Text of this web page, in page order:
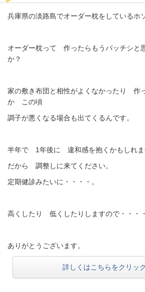
兵庫県の淡路島でオーダー枕をしているホ
オーダー枕って 作ったらもうバッチシと
か？
家の敷き布団と相性がよくなかったり 作
か この頃
調子が悪くなる場合も出てくるんです。
半年で 1年後に 違和感を抱くかもしれま
だから 調整しに来てください。
定期健診みたいに・・・・。
高くしたり 低くしたりしますので・・・・
ありがとうございます。
詳しくはこちらをクリック